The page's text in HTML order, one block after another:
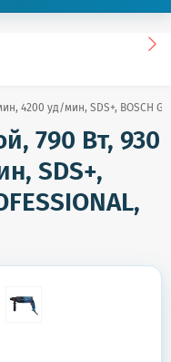
4200 уд/мин, SDS+, BOSCH
790 Вт, 930
SDS+,